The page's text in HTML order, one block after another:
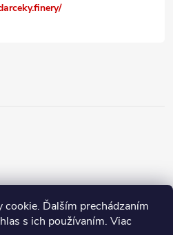
Ďalším prechádzaním
s ich používaním. Viac